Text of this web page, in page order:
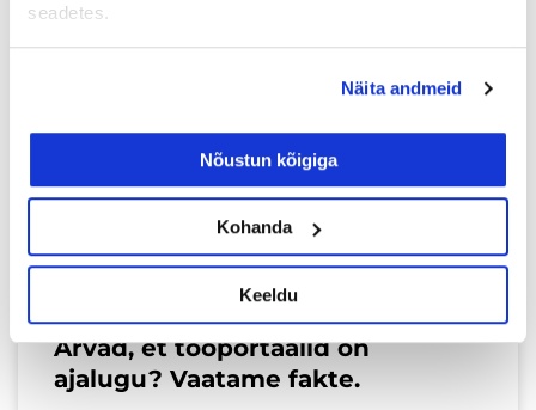
seadetes.
Näita andmeid
Nõustun kõigiga
Kohanda
Keeldu
Arvad, et tööportaalid on
ajalugu? Vaatame fakte.